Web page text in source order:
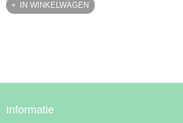
IN WINKELWAGEN
Informatie